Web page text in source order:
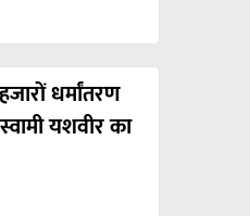
धर्मांतरण
यशवीर का